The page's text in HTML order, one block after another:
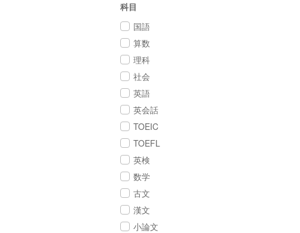
科目
国語
算数
理科
社会
英語
英会話
TOEIC
TOEFL
英検
数学
古文
漢文
小論文